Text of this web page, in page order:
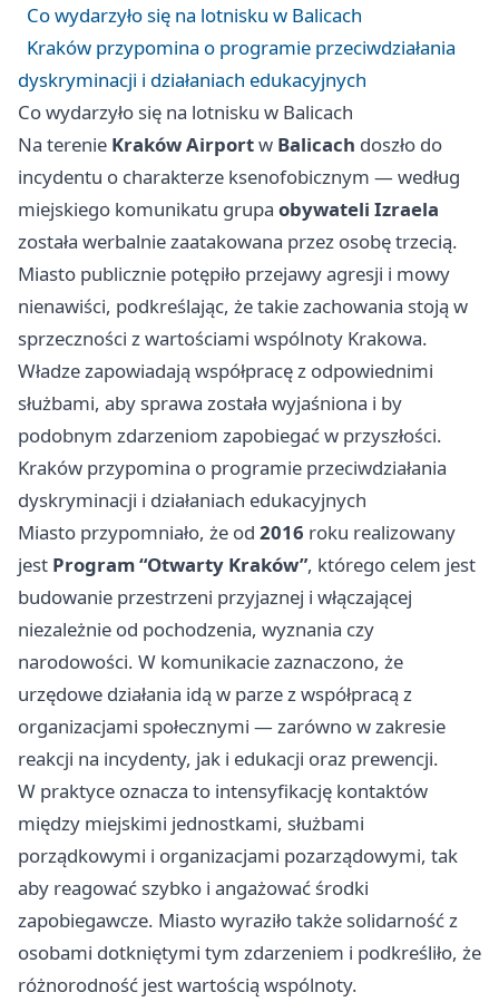
Co wydarzyło się na lotnisku w Balicach
Kraków przypomina o programie przeciwdziałania
dyskryminacji i działaniach edukacyjnych
Co wydarzyło się na lotnisku w Balicach
Na terenie Kraków Airportw Balicach doszło do
incydentu o charakterze ksenofobicznym — według
miejskiego komunikatu grupa obywateli Izraela
została werbalnie zaatakowana przez osobę trzecią.
Miasto publicznie potępiło przejawy agresji i mowy
nienawiści, podkreślając, że takie zachowania stoją w
sprzeczności z wartościami wspólnoty Krakowa.
Władze zapowiadają współpracę z odpowiednimi
służbami, aby sprawa została wyjaśniona i by
podobnym zdarzeniom zapobiegać w przyszłości.
Kraków przypomina o programie przeciwdziałania
dyskryminacji i działaniach edukacyjnych
Miasto przypomniało, że od 2016 roku realizowany
jest Program “Otwarty Kraków”, którego celem jest
budowanie przestrzeni przyjaznej i włączającej
niezależnie od pochodzenia, wyznania czy
narodowości. W komunikacie zaznaczono, że
urzędowe działania idą w parze z współpracą z
organizacjami społecznymi — zarówno w zakresie
reakcji na incydenty, jak i edukacji oraz prewencji.
W praktyce oznacza to intensyfikację kontaktów
między miejskimi jednostkami, służbami
porządkowymi i organizacjami pozarządowymi, tak
aby reagować szybko i angażować środki
zapobiegawcze. Miasto wyraziło także solidarność z
osobami dotkniętymi tym zdarzeniem i podkreśliło, że
różnorodność jest wartością wspólnoty.